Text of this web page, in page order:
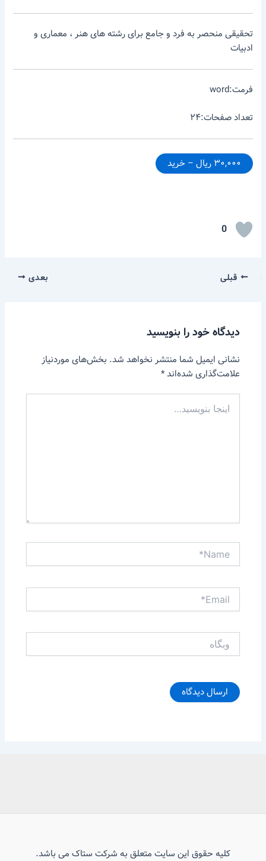
تحقیقی منحصر به فرد و جامع برای رشته های هنر ، معماری و
ادبیات
فرمت:word
تعداد صفحات:۲۴
۳۰,۰۰۰ ریال – خرید
0
قبلی بعدی
دیدگاه‌ خود را بنویسید
نشانی ایمیل شما منتشر نخواهد شد. بخش‌های موردنیاز
علامت‌گذاری شده‌اند*
بنویسید…
Email*
کلیه حقوق این سایت متعلق به شرکت ستاک می باشد.